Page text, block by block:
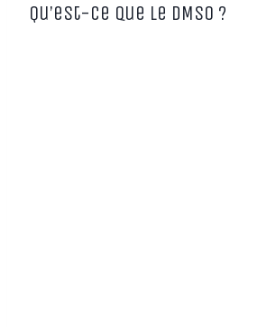
Qu’est-ce que le DMSO ?